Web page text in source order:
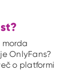
OnlyFans?
o platformi